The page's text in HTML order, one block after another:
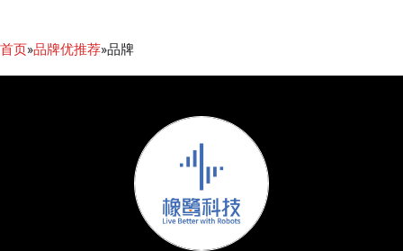
首页»品牌优推荐»品牌